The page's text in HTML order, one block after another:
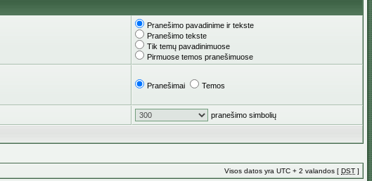
Pranešimo pavadinime ir tekste
Pranešimo tekste
Tik temų pavadinimuose
Pirmuose temos pranešimuose
Pranešimai Temos
pranešimo simbolių
Visos datos yra UTC + 2 valandos [ DST ]